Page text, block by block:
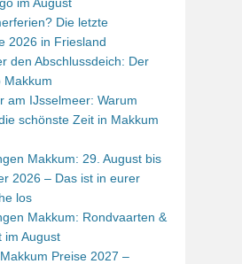
Die letzte
2026 in Friesland
den Abschlussdeich: Der
Makkum
am IJsselmeer: Warum
schönste Zeit in Makkum
Makkum: 29. August bis
2026 – Das ist in eurer
los
Makkum: Rondvaarten &
im August
Preise 2027 –